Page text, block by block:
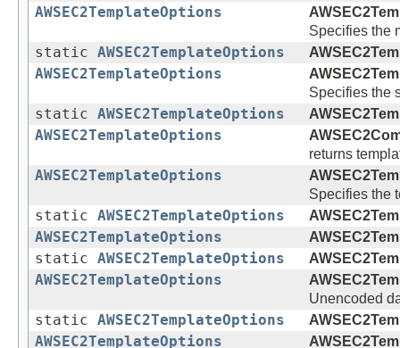
AWSEC2TemplateOptions
Specifies the
static AWSEC2TemplateOptions
AWSEC2TemplateOptions
Specifies the
static AWSEC2TemplateOptions
AWSEC2TemplateOptions
returns
AWSEC2TemplateOptions
Specifies the
static AWSEC2TemplateOptions
AWSEC2TemplateOptions
static AWSEC2TemplateOptions
AWSEC2TemplateOptions
Unencoded
static AWSEC2TemplateOptions
AWSEC2TemplateOptions